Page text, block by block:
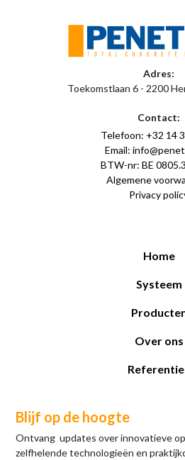
Adres:
Toekomstlaan 6 - 2200
Contact:
Telefoon: +32 14
Email:
BTW-nr: BE
Algemene
Privacy
Home
Systeem
Over ons
Blijf op de hoogte
Ontvang updates over innovatieve
zelfhelende technologieën en